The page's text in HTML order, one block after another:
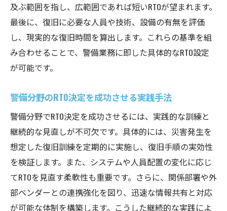
及ぶ範囲を指し、広範囲であれば短いRTOが望まれます。
最後に、復旧に必要な人員や技術、設備の有無を評価
し、現実的な復旧時間を算出します。これらの基準を組
み合わせることで、警備業務に即した具体的なRTO設定
が可能です。
警備分野のRTO決定を成功させる実践手法
警備分野でRTO決定を成功させるには、実践的な訓練と
継続的な見直しが不可欠です。具体的には、災害発生を
想定した復旧訓練を定期的に実施し、復旧手順の実効性
を検証します。また、システムや人員配置の変化に応じ
てRTOを見直す柔軟性も重要です。さらに、関係部署や外
部ベンダーとの連携強化を図り、迅速な情報共有と対応
が可能な体制を構築します。こうした継続的な実践によ